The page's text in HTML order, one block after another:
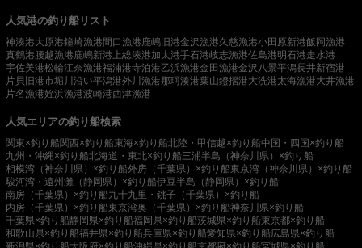
人気港の釣り船リスト
神湊港大原港鐘崎漁港 間口漁港鹿嶋旧港金沢漁港久慈漁港小田原新港飯岡漁港
真鶴港 腰越漁港鹿嶋新港 上総湊港加太港手石港岐志漁港佐島港明石港走水港
宇佐美港松輪江奈漁港福浦港寺泊港乙浜漁港金田漁港金沢八景平潟長井新宿港
片貝旧港市堀川沿い平潟港外川漁港那珂湊港葉山鐙摺港大洗港太海漁港大井漁港
片名漁港姪浜漁港波崎港西津漁港
人気エリアの釣り船検索
関東×釣り船関西×釣り船東海×釣り船北陸・甲信越×釣り船中国・四国×釣り船
九州・沖縄×釣り船北海道・東北×釣り船三浦半島（神奈川県）×釣り船
相模湾（神奈川県）×釣り船外房（千葉県）×釣り船東京湾（神奈川県）×釣り船
駿河湾・遠州灘（静岡県）×釣り船伊豆半島（静岡県）×釣り船
南房（千葉県）×釣り船九十九里・銚子（千葉県）×釣り船
内房（千葉県）×釣り船東京湾奥（千葉県）×釣り船神奈川県×釣り船
千葉県×釣り船静岡県×釣り船福岡県×釣り船茨城県×釣り船東京都×釣り船
和歌山県×釣り船福井県×釣り船兵庫県×釣り船愛知県×釣り船広島県×釣り船